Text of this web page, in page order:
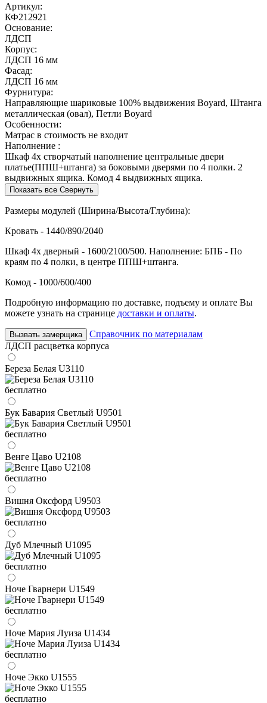
Артикул:
КФ212921
Основание:
ЛДСП
Корпус:
ЛДСП 16 мм
Фасад:
ЛДСП 16 мм
Фурнитура:
Направляющие шариковые 100% выдвижения Boyard, Штанга
металлическая (овал), Петли Boyard
Особенности:
Матрас в стоимость не входит
Наполнение :
Шкаф 4х створчатый наполнение центральные двери
платье(ППШ+штанга) за боковыми дверями по 4 полки. 2
выдвижных ящика. Комод 4 выдвижных ящика.
Показать все Свернуть
Размеры модулей (Ширина/Высота/Глубина):
Кровать - 1440/890/2040
Шкаф 4х дверный - 1600/2100/500. Наполнение: БПБ - По
краям по 4 полки, в центре ППШ+штанга.
Комод - 1000/600/400
Подробную информацию по доставке, подъему и оплате Вы
можете узнать на странице доставки и оплаты.
Вызвать замерщика
Справочник по материалам
ЛДСП расцветка корпуса
Береза Белая U3110
бесплатно
Бук Бавария Светлый U9501
бесплатно
Венге Цаво U2108
бесплатно
Вишня Оксфорд U9503
бесплатно
Дуб Млечный U1095
бесплатно
Ноче Гварнери U1549
бесплатно
Ноче Мария Луиза U1434
бесплатно
Ноче Экко U1555
бесплатно